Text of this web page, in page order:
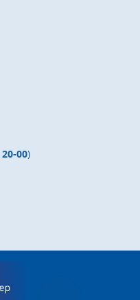
20-00)